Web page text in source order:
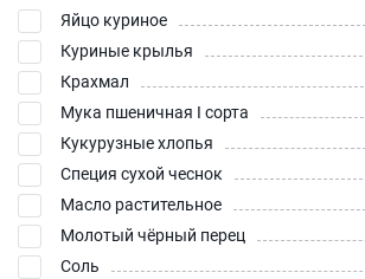
Яйцо куриное
Куриные крылья
Крахмал
Мука пшеничная I сорта
Кукурузные хлопья
Специя сухой чеснок
Масло растительное
Молотый чёрный перец
Соль